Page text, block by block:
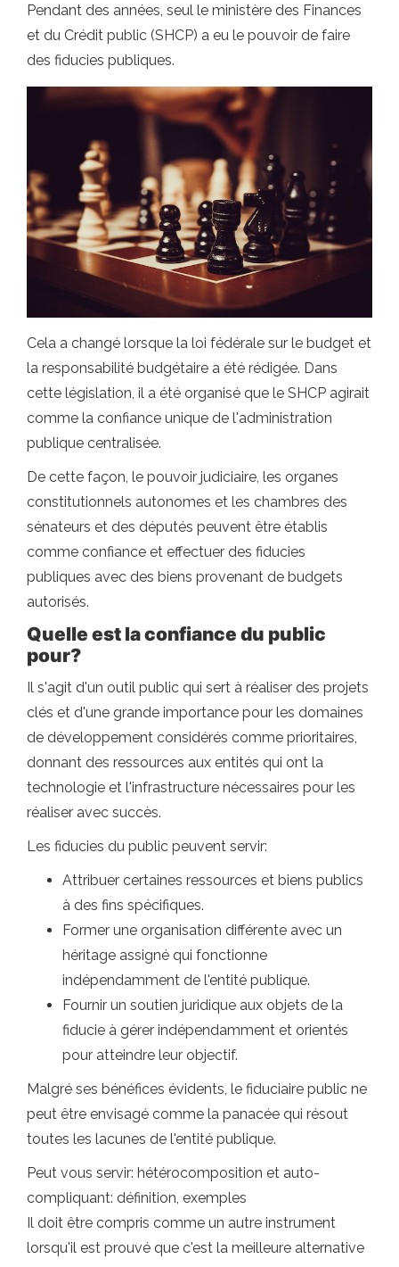
Pendant des années, seul le ministère des Finances
et du Crédit public (SHCP) a eu le pouvoir de faire
des fiducies publiques.
Cela a changé lorsque la loi fédérale sur le budget et
la responsabilité budgétaire a été rédigée. Dans
cette législation, il a été organisé que le SHCP agirait
comme la confiance unique de l'administration
publique centralisée.
De cette façon, le pouvoir judiciaire, les organes
constitutionnels autonomes et les chambres des
sénateurs et des députés peuvent être établis
comme confiance et effectuer des fiducies
publiques avec des biens provenant de budgets
autorisés.
Quelle est la confiance du public
pour?
Il s'agit d'un outil public qui sert à réaliser des projets
clés et d'une grande importance pour les domaines
de développement considérés comme prioritaires,
donnant des ressources aux entités qui ont la
technologie et l'infrastructure nécessaires pour les
réaliser avec succès.
Les fiducies du public peuvent servir:
Attribuer certaines ressources et biens publics
à des fins spécifiques.
Former une organisation différente avec un
héritage assigné qui fonctionne
indépendamment de l'entité publique.
Fournir un soutien juridique aux objets de la
fiducie à gérer indépendamment et orientés
pour atteindre leur objectif.
Malgré ses bénéfices évidents, le fiduciaire public ne
peut être envisagé comme la panacée qui résout
toutes les lacunes de l'entité publique.
Peut vous servir: hétérocomposition et auto-
compliquant: définition, exemples
Il doit être compris comme un autre instrument
lorsqu'il est prouvé que c'est la meilleure alternative